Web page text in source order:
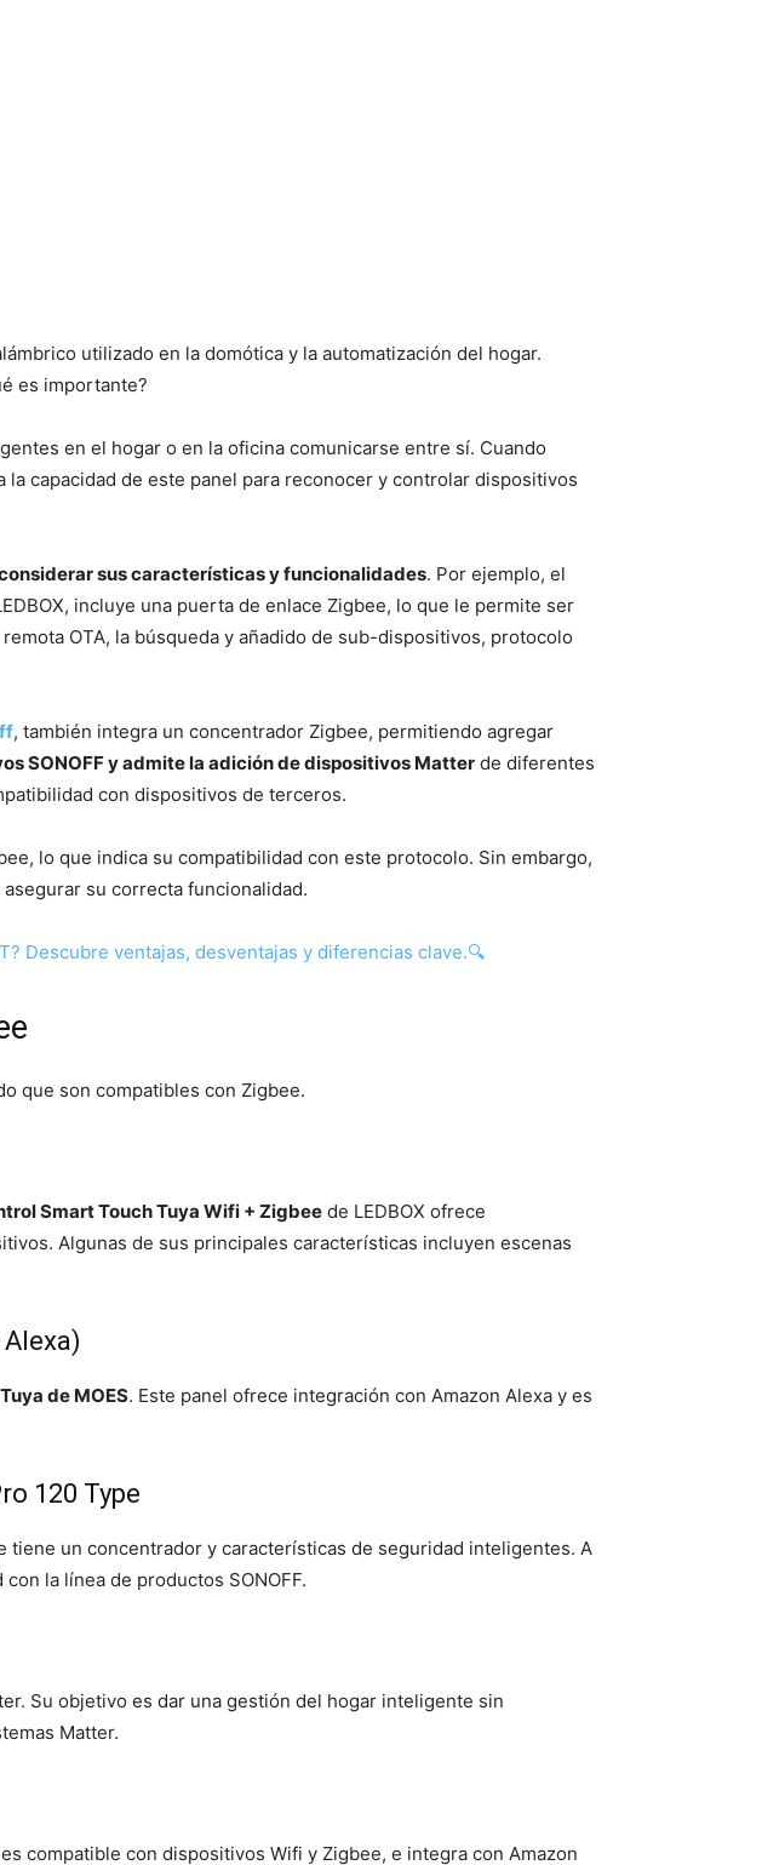
utilizado en la domótica y la automatización del hogar.
es importante?
en el hogar o en la oficina comunicarse entre sí. Cuando
la capacidad de este panel para reconocer y controlar dispositivos
sus características y funcionalidades. Por ejemplo, el
incluye una puerta de enlace Zigbee, lo que le permite ser
OTA, la búsqueda y añadido de sub-dispositivos, protocolo
, también integra un concentrador Zigbee, permitiendo agregar
SONOFF y admite la adición de dispositivos Matter de diferentes
con dispositivos de terceros.
lo que indica su compatibilidad con este protocolo. Sin embargo,
su correcta funcionalidad.
Descubre ventajas, desventajas y diferencias clave.🔍
que son compatibles con Zigbee.
Smart Touch Tuya Wifi + Zigbee de LEDBOX ofrece
Algunas de sus principales características incluyen escenas
de MOES. Este panel ofrece integración con Amazon Alexa y es
120 Type
un concentrador y características de seguridad inteligentes. A
la línea de productos SONOFF.
Su objetivo es dar una gestión del hogar inteligente sin
Matter.
compatible con dispositivos Wifi y Zigbee, e integra con Amazon